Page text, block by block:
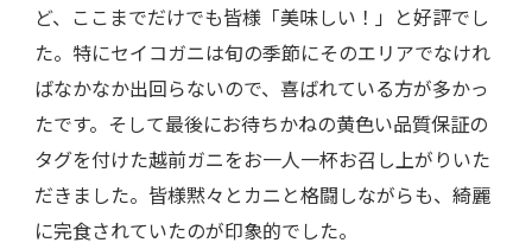
ど、ここまでだけでも皆様「美味しい！」と好評でし
た。特にセイコガニは旬の季節にそのエリアでなけれ
ばなかなか出回らないので、喜ばれている方が多かっ
たです。そして最後にお待ちかねの黄色い品質保証の
タグを付けた越前ガニをお一人一杯お召し上がりいた
だきました。皆様黙々とカニと格闘しながらも、綺麗
に完食されていたのが印象的でした。